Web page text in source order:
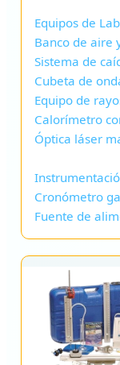
Equipos de
Banco de aire
Sistema de
Cubeta de
Equipo de
Calorímetro
Óptica láser
Cronómetro
Fuente de